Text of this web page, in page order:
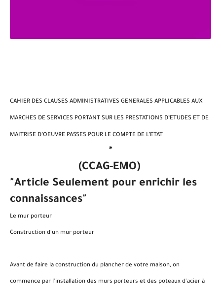
CAHIER DES CLAUSES ADMINISTRATIVES GENERALES APPLICABLES AUX
MARCHES DE SERVICES PORTANT SUR LES PRESTATIONS D’ETUDES ET DE
MAITRISE D’OEUVRE PASSES POUR LE COMPTE DE L’ETAT
*
(CCAG
-EMO)
"Article Seulement pour enrichir les
connaissances"
Le mur porteur
Construction d'un mur porteur
Avant de faire la construction du plancher de votre maison, on
commence par l'installation des murs porteurs et des poteaux d'acier à